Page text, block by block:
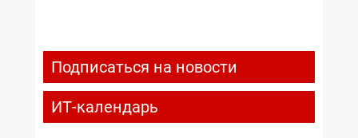
Подписаться на новости
ИТ-календарь